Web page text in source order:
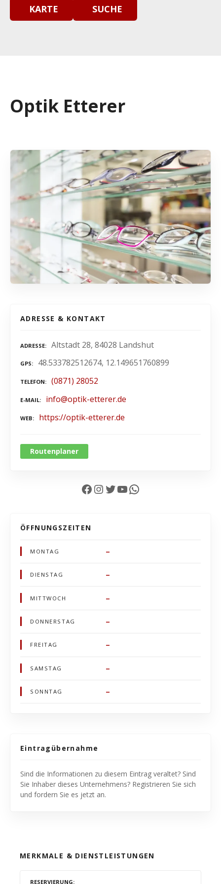
KARTE SUCHE
Optik Etterer
ADRESSE & KONTAKT
ADRESSE Altstadt 28, 84028 Landshut
GPS 48.533782512674, 12.149651760899
TELEFON (0871) 28052
E-MAIL info@optik-etterer.de
WEB https://optik-etterer.de
Routenplaner
Facebook InstagramTwitter YouTube WhatsApp
ÖFFNUNGSZEITEN
MONTAG –
DIENSTAG –
MITTWOCH –
DONNERSTAG –
FREITAG –
SAMSTAG –
SONNTAG –
Eintragübernahme
Sind die Informationen zu diesem Eintrag veraltet? Sind
Sie Inhaber dieses Unternehmens? Registrieren Sie sich
und fordern Sie es jetzt an.
MERKMALE & DIENSTLEISTUNGEN
RESERVIERUNG